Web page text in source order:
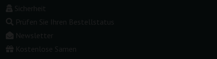
Sicherheit
Prüfen Sie Ihren Bestellstatus
Newsletter
Kostenlose Samen